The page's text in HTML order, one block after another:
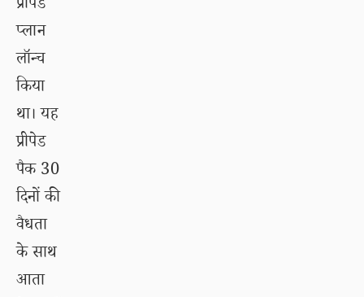
प्रीपेड
प्लान
लॉन्च
किया
था। यह
प्रीपेड
पैक 30
दिनों की
वैधता
के साथ
आता